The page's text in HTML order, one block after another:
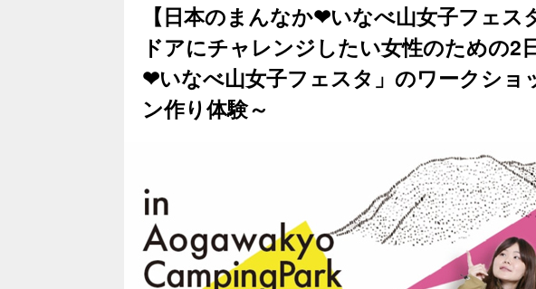
【日本のまんなか❤いなべ山女子フェス
ドアにチャレンジしたい女性のための2
❤いなべ山女子フェスタ」のワークショ
ン作り体験～